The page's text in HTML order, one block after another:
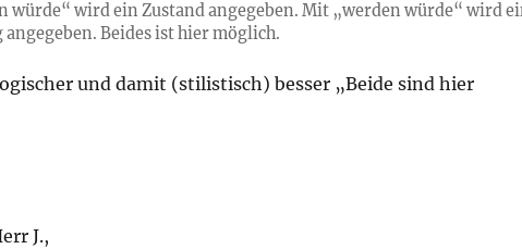
würde“ wird ein Zustand angegeben. Mit „werden würde“ wird
angegeben. Beides ist hier möglich.
und damit (stilistisch) besser „Beide sind hier
J.,